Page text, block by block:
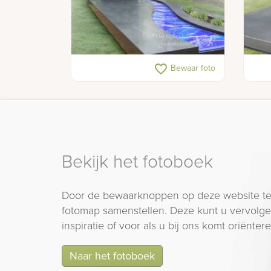
Sierlijk grafmonument met glas en
favorite_border Bewaar foto
Bekijk het fotoboek
Door de bewaarknoppen op deze website
fotomap samenstellen. Deze kunt u
inspiratie of voor als u bij ons komt
Naar het fotoboek